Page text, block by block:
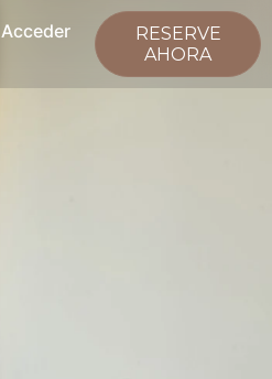
Acceder
RESERVE
AHORA